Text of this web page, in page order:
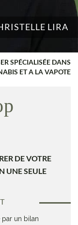
DE VOTRE
UNE SEULE
un bilan
LIRA
SPÉCIALISÉE DANS
ET A LA VAPOTE